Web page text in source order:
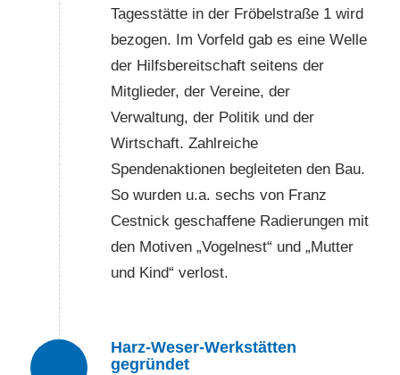
Tagesstätte in der Fröbelstraße 1 wird
bezogen. Im Vorfeld gab es eine Welle
der Hilfsbereitschaft seitens der
Mitglieder, der Vereine, der
Verwaltung, der Politik und der
Wirtschaft. Zahlreiche
Spendenaktionen begleiteten den Bau.
So wurden u.a. sechs von Franz
Cestnick geschaffene Radierungen mit
den Motiven „Vogelnest“ und „Mutter
und Kind“ verlost.
Harz-Weser-Werkstätten
gegründet